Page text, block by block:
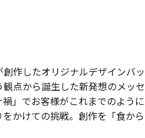
作したオリジナルデザインバ
点から誕生した新発想のメッ
」でお客様がこれまでのよう
かけての挑戦。創作を「食か